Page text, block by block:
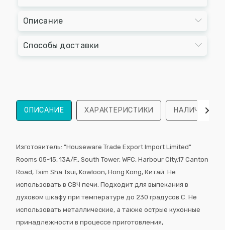
Описание
Способы доставки
ОПИСАНИЕ ХАРАКТЕРИСТИКИ НАЛИЧИЕ
Изготовитель: "Houseware Trade Export Import Limited"
Rooms 05-15, 13А/F., South Tower, WFС, Harbour City,17 Canton
Road, Tsim Sha Tsui, Kowloon, Hong Kong, Китай. Не
использовать в СВЧ печи. Подходит для выпекания в
духовом шкафу при температуре до 230 градусов С. Не
использовать металлические, а также острые кухонные
принадлежности в процессе приготовления,